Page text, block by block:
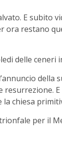
E subito
ora restano
delle
chiesa
per il